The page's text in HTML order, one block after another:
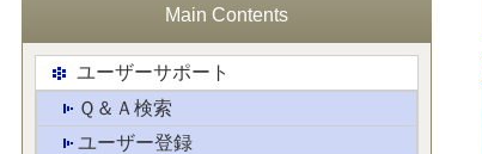
Main Contents
ユーザーサポート
Ｑ＆Ａ検索
ユーザー登録